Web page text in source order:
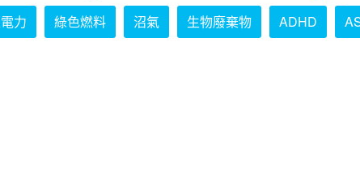
力 綠色燃料 沼氣 生物廢棄物 ADHD